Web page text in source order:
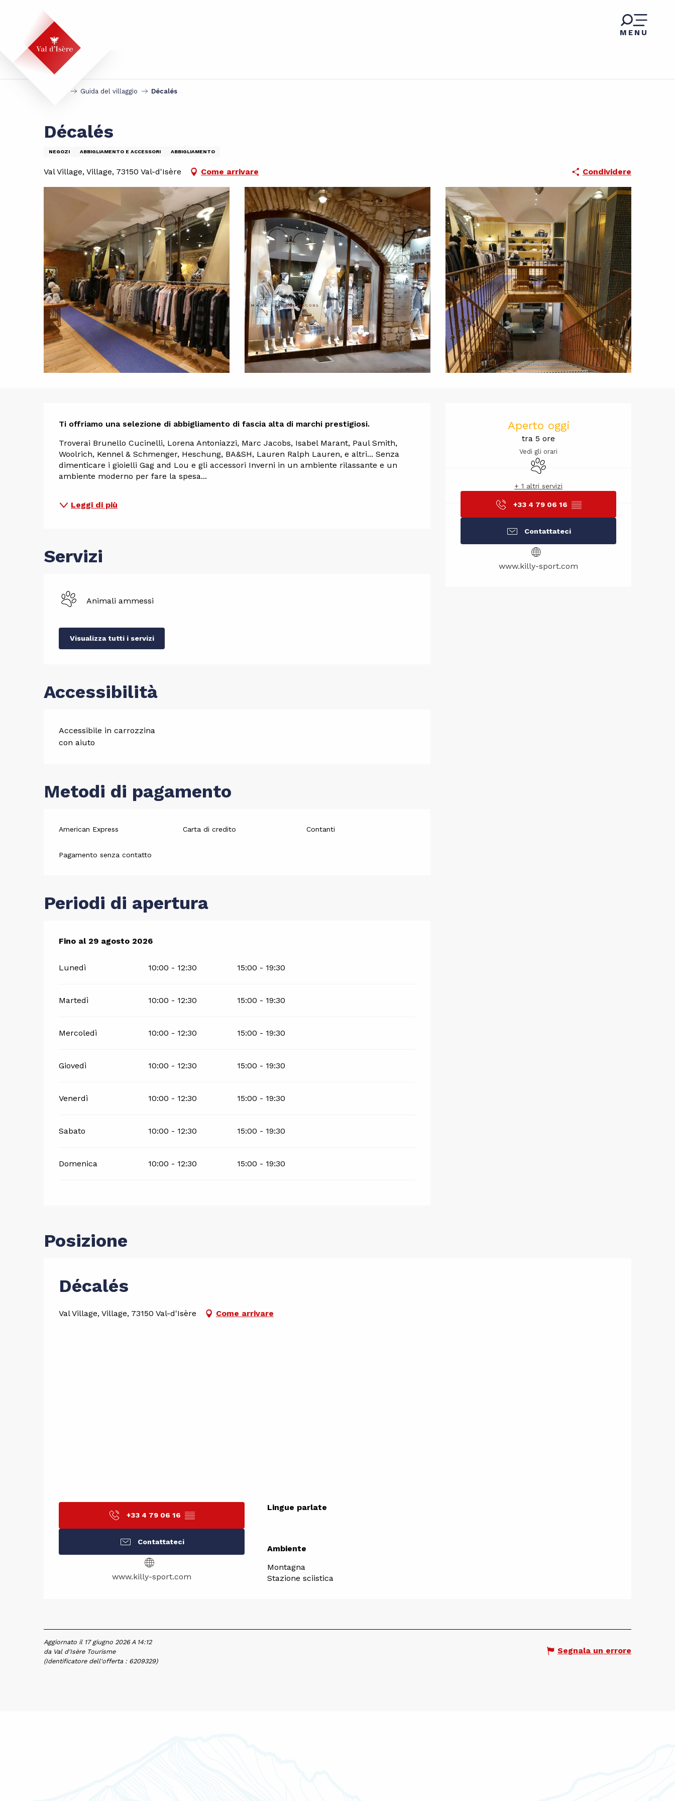
principal
MENU
Guida del villaggio Décalés
Décalés
NEGOZI ABBIGLIAMENTO E ACCESSORI ABBIGLIAMENTO
Val Village, Village, 73150 Val-d'Isère Come arrivare Condividere
Orari e
Aperto oggi
tra 5 ore
Vedi gli orari
Animali ammessi
+ 1 altri servizi
+33 4 79 06 16 ▒▒
Contattateci
www.killy-sport.com
Descrizione
Ti offriamo una selezione di abbigliamento di fascia alta di marchi prestigiosi.
Troverai Brunello Cucinelli, Lorena Antoniazzi, Marc Jacobs, Isabel Marant, Paul Smith,
Woolrich, Kennel & Schmenger, Heschung, BA&SH, Lauren Ralph Lauren, e altri... Senza
dimenticare i gioielli Gag and Lou e gli accessori Inverni in un ambiente rilassante e un
ambiente moderno per fare la spesa...
Leggi di più
Servizi
Animali ammessi
Visualizza tutti i servizi
Accessibilità
Accessibile in carrozzina
con aiuto
Metodi di pagamento
American Express Carta di credito Contanti
Pagamento senza contatto
Periodi di apertura
Dal3 luglio 2026 al29 agosto 2026
Fino al29 agosto 2026
Lunedì 10:00 - 12:30 15:00 - 19:30
Martedì 10:00 - 12:30 15:00 - 19:30
Mercoledì 10:00 - 12:30 15:00 - 19:30
Giovedì 10:00 - 12:30 15:00 - 19:30
Venerdì 10:00 - 12:30 15:00 - 19:30
Sabato 10:00 - 12:30 15:00 - 19:30
Domenica 10:00 - 12:30 15:00 - 19:30
Posizione
Décalés
Val Village, Village, 73150 Val-d'Isère Come arrivare
+33 4 79 06 16 ▒▒
Contattateci
www.killy-sport.com
Lingue parlate
Lingue parlate
Ambiente
Ambiente
Montagna
Stazione sciistica
Aggiornato il 17 giugno 2026 A 14:12
da Val d'Isère Tourisme
(Identificatore dell'offerta : 6209329)
Segnala un errore